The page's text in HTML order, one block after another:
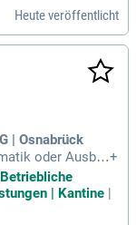
Heute veröffentlicht
| Osnabrück
oder Ausbil
im D
SQL ab 2008R
+
| Kantine |